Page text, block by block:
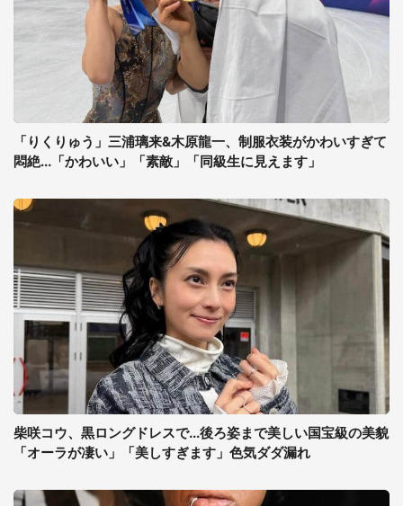
「りくりゅう」三浦璃来&木原龍一、制服衣装がかわいすぎて
悶絶...「かわいい」「素敵」「同級生に見えます」
柴咲コウ、黒ロングドレスで...後ろ姿まで美しい国宝級の美貌
「オーラが凄い」「美しすぎます」色気ダダ漏れ